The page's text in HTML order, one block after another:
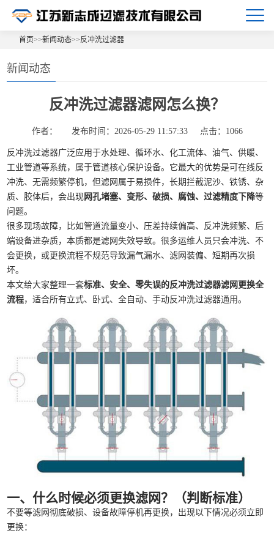
首页>>新闻动态>>反冲洗过滤器
新闻动态
反冲洗过滤器滤网怎么换？
作者： 发布时间：2026-05-29 11:57:33 点击：1066
反冲洗过滤器广泛应用于水处理、循环水、化工流体、油气、供暖、
工业管道等系统，属于管道核心保护设备。它最大的优势是可在线反
冲洗、无需频繁停机，但滤网属于易损件，长期拦截泥沙、铁锈、杂
质、胶体后，会出现网孔堵塞、变形、破损、腐蚀、过滤精度下降等
问题。
很多现场故障，比如管道流量变小、压差持续偏高、反冲洗频繁、后
端设备进杂质，本质都是滤网失效导致。很多运维人员只会冲洗、不
会更换，或更换流程不规范导致漏气漏水、滤网装偏、短期再次损
坏。
本文给大家整理一套标准、安全、零失误的反冲洗过滤器滤网更换全
流程，适合所有立式、卧式、全自动、手动反冲洗过滤器通用。
一、什么时候必须更换滤网？（判断标准）
不要等滤网彻底破损、设备故障停机再更换，出现以下情况必须立即
更换：